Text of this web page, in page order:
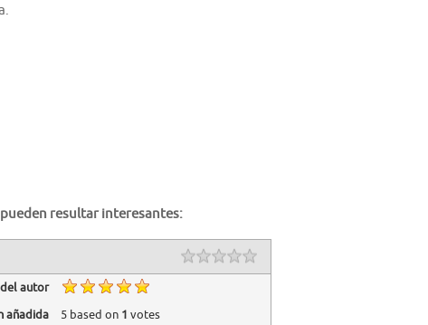
resultar interesantes:
autor
añadida
5based on 1 votes